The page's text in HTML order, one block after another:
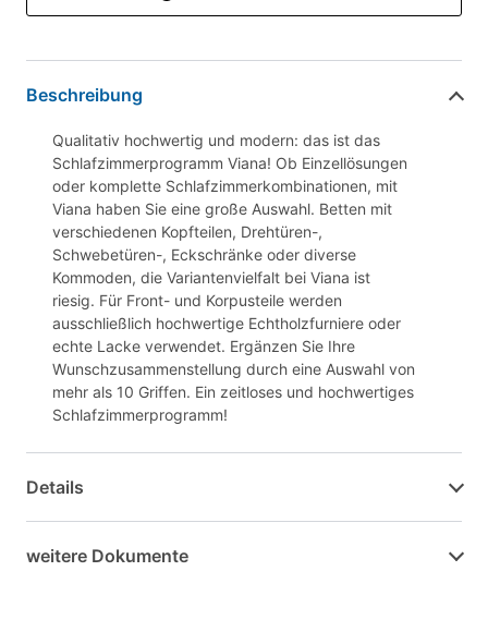
Beschreibung
Qualitativ hochwertig und modern: das ist das
Schlafzimmerprogramm Viana! Ob Einzellösungen
oder komplette Schlafzimmerkombinationen, mit
Viana haben Sie eine große Auswahl. Betten mit
verschiedenen Kopfteilen, Drehtüren-,
Schwebetüren-, Eckschränke oder diverse
Kommoden, die Variantenvielfalt bei Viana ist
riesig. Für Front- und Korpusteile werden
ausschließlich hochwertige Echtholzfurniere oder
echte Lacke verwendet. Ergänzen Sie Ihre
Wunschzusammenstellung durch eine Auswahl von
mehr als 10 Griffen. Ein zeitloses und hochwertiges
Schlafzimmerprogramm!
Details
weitere Dokumente